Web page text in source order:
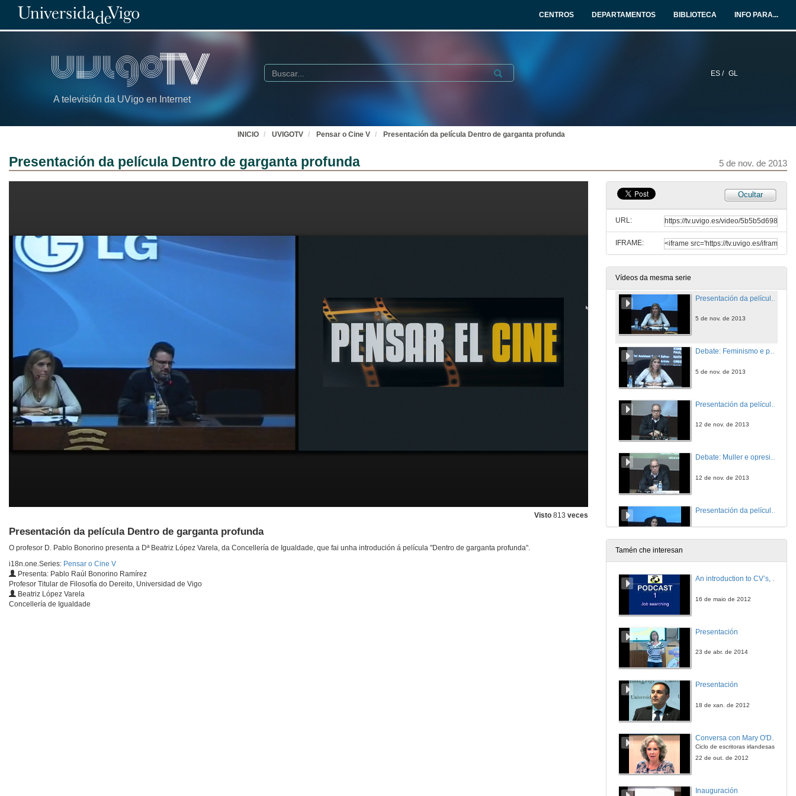
CENTROS DEPARTAMENTOS BIBLIOTECA INFO PARA...
A televisión da UVigo en Internet
ES / GL
Buscar Submit
INICIO UVIGOTV Pensar o Cine V Presentación da película Dentro de garganta profunda
Presentación da película Dentro de garganta profunda 5 de nov. de 2013
Visto 813 veces
Presentación da película Dentro de garganta profunda
O profesor D. Pablo Bonorino presenta a Dª Beatriz López Varela, da Concellería de Igualdade, que fai unha introdución á película "Dentro de garganta profunda".
i18n.one.Series: Pensar o Cine V
Presenta: Pablo Raúl Bonorino Ramírez
Profesor Titular de Filosofía do Dereito, Universidad de Vigo
Beatriz López Varela
Concellería de Igualdade
Ocultar
URL:
IFRAME:
Vídeos da mesma serie
Debate: Trata de persoas e prostitución
15 de out. de 2013
Presentación da película El lector
Debate: Muller e represión política
22 de out. de 2013
5 de nov. de 2013
Debate: Feminismo e pornografía
5 de nov. de 2013
12 de nov. de 2013
Debate: Muller e opresión política
12 de nov. de 2013
Debate: A construción social do amor romántico
26 de nov. de 2013
Tamén che interesan
An introduction to CV’s, letters, and job searching
16 de maio de 2012
Presentación
23 de abr. de 2014
Presentación
18 de xan. de 2012
Ciclo de escritoras irlandesas
22 de out. de 2012
Inauguración